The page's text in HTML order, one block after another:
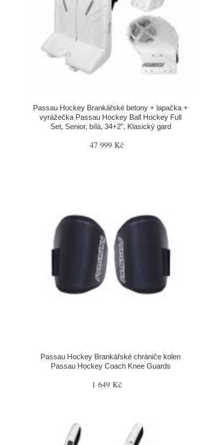
Passau Hockey Brankářské betony + lapačka +
vyrážečka Passau Hockey Ball Hockey Full
Set, Senior, bílá, 34+2", Klasický gard
47 999 Kč
Passau Hockey Brankářské chrániče kolen
Passau Hockey Coach Knee Guards
1 649 Kč